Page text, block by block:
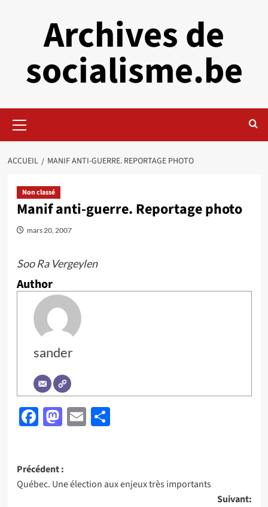
Archives de
socialisme.be
principal
ACCUEIL MANIF ANTI-GUERRE. REPORTAGE PHOTO
Non classé
Manif anti-guerre. Reportage photo
mars 20, 2007
Soo Ra Vergeylen
Author
sander
Facebook
Mastodon
EmailPartager
Navigation
d’article
Précédent :
Québec. Une élection aux enjeux très importants
Suivant: